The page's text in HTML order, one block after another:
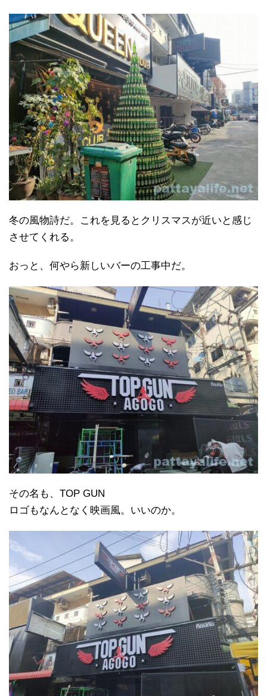
冬の風物詩だ。これを見るとクリスマスが近いと感じ
させてくれる。
おっと、何やら新しいバーの工事中だ。
その名も、TOP GUN
ロゴもなんとなく映画風。いいのか。